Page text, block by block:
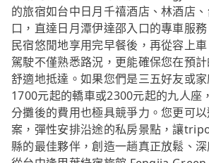
的旅宿如台中日月千禧酒店、林酒店
口，直達日月潭伊達邵入口的專車服
民宿悠閒地享用完早餐後，再從容上
駕駛不僅熟悉路況，更能確保您在預
舒適地抵達。如果您們是三五好友或
1700元起的轎車或2300元起的九人座
分攤後的費用也極具競爭力。您更可
案，彈性安排沿途的私房景點，讓
縣的最佳夥伴，創造一趟真正放鬆、